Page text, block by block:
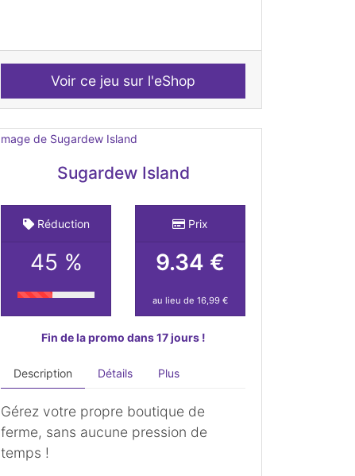
Voir ce jeu sur l'eShop
Sugardew Island
Réduction
45 %
Prix
9.34 €
au lieu de 16,99 €
Fin de la promo dans 17 jours !
Description Détails Plus
Gérez votre propre boutique de
ferme, sans aucune pression de
temps !